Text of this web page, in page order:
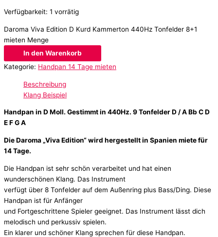
Verfügbarkeit: 1 vorrätig
Daroma Viva Edition D Kurd Kammerton 440Hz Tonfelder 8+1
mieten Menge
In den Warenkorb
Kategorie: Handpan 14 Tage mieten
Beschreibung
Klang Beispiel
Handpan in D Moll. Gestimmt in 440Hz. 9 Tonfelder D / A Bb C D
E F G A
Die Daroma „Viva Edition“ wird hergestellt in Spanien miete für
14 Tage.
Die Handpan ist sehr schön verarbeitet und hat einen
wunderschönen Klang. Das Instrument
verfügt über 8 Tonfelder auf dem Außenring plus Bass/Ding. Diese
Handpan ist für Anfänger
und Fortgeschrittene Spieler geeignet. Das Instrument lässt dich
melodisch und perkussiv spielen.
Ein klarer und schöner Klang sprechen für diese Handpan.